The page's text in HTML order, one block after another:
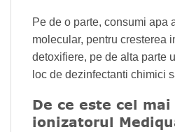
Pe de o parte, consumi apa
molecular, pentru cresterea
detoxifiere, pe de alta parte
loc de dezinfectanti chimici
De ce este cel mai
ionizatorul